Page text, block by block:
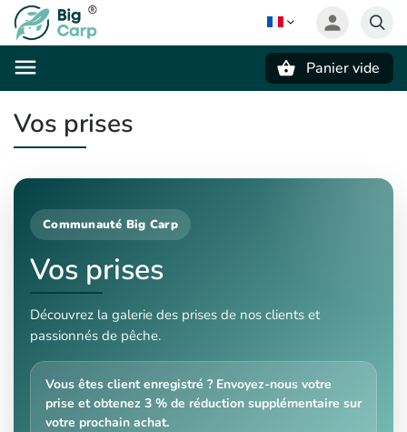
Panier vide
Vos prises
Communauté Big Carp
Vos prises
Découvrez la galerie des prises de nos clients et
passionnés de pêche.
Vous êtes client enregistré ? Envoyez-nous votre
prise et obtenez 3 % de réduction supplémentaire sur
votre prochain achat.